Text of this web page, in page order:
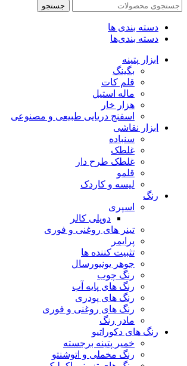
جستجو
دسته بندی ها
دسته بندی‌ها
ابزار پتینه
بگینگ
قلم کات
ماله استیل
هزار خار
اسفنج دریایی طبیعی و مصنوعی
ابزار نقاشی
سنباده
غلطک
غلطک طرح دار
قلمو
لیسه و کاردک
رنگ
اسپری
دوپلی کالر
تینر های روغنی و فوری
پرایمر
تثبیت کننده ها
جوهر یونیورسال
رنگ چوب
رنگ‌ های پایه آب
رنگ های پودری
رنگ‌ های روغنی و فوری
مادر رنگ
رنگ های دکوراتیو
خمیر پتینه برجسته
رنگ مخملی و اتوشنتو